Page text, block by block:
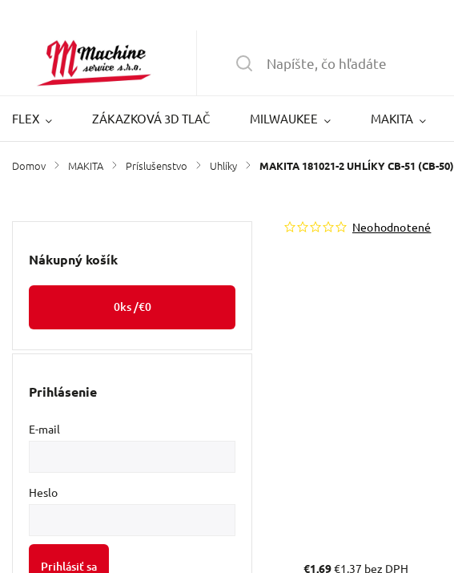
FLEX ZÁKAZKOVÁ 3D TLAČ MILWAUKEE MAKITA
Domov / MAKITA / Príslušenstvo / Uhlíky / MAKITA 181021-2 UHLÍKY CB-51 (CB-50)
Nákupný košík
0ks /€0
Prihlásenie
E-mail
Heslo
Prihlásiť sa
Neohodnotené
€1,69€1,37 bez DPH